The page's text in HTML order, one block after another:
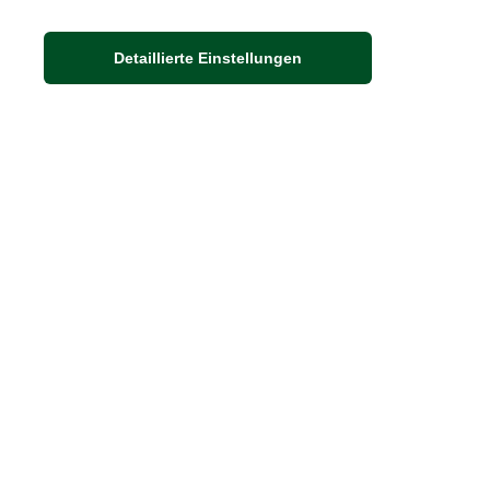
Detaillierte Einstellungen
Nachhaltigkeit bei THE BRITISH SHOP